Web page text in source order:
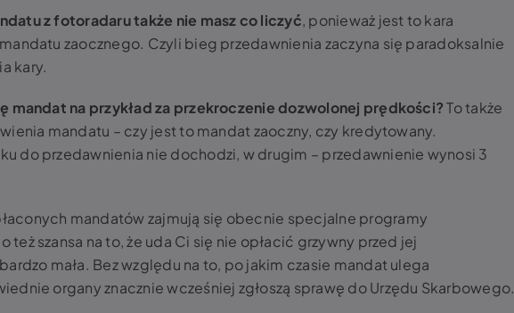
z fotoradaru także nie masz co liczyć, ponieważ jest to kara
zaocznego. Czyli bieg przedawnienia zaczyna się paradoksalnie
kary.
mandat na przykład za przekroczenie dozwolonej prędkości?To także
mandatu – czy jest to mandat zaoczny, czy kredytowany.
do przedawnienia nie dochodzi, w drugim – przedawnienie wynosi 3
mandatów zajmują się obecnie specjalne programy
szansa na to, że uda Ci się nie opłacić grzywny przed jej
mała. Bez względu na to, po jakim czasie mandat ulega
organy znacznie wcześniej zgłoszą sprawę do Urzędu Skarbowego.